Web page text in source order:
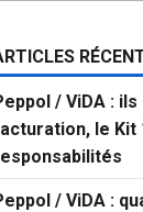
/ ViDA :
le Kit
/ ViDA :